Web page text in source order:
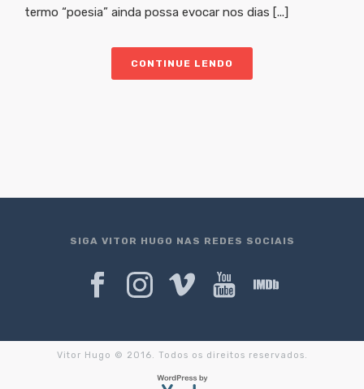
termo “poesia” ainda possa evocar nos dias [...]
CONTINUE LENDO
SIGA VITOR HUGO NAS REDES SOCIAIS
Vitor Hugo © 2016. Todos os direitos reservados.